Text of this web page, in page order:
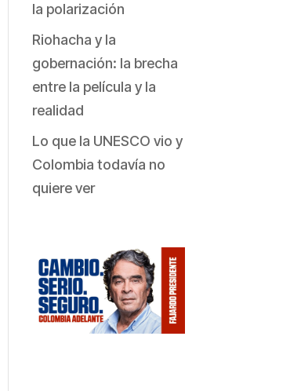
la polarización
Riohacha y la
gobernación: la brecha
entre la película y la
realidad
Lo que la UNESCO vio y
Colombia todavía no
quiere ver